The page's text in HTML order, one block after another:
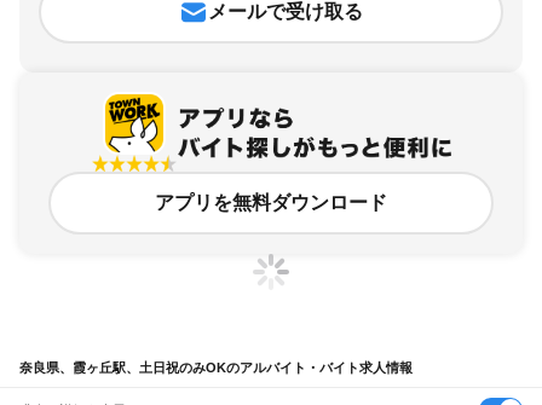
メールで受け取る
アプリを無料ダウンロード
奈良県、霞ヶ丘駅、土日祝のみOKのアルバイト・バイト求人情報